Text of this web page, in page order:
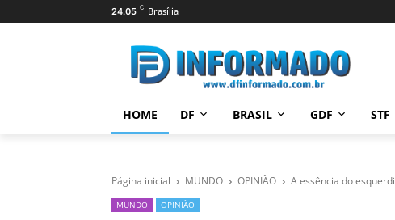
24.05 C Brasília
HOME DF BRASIL GDF STF
Página inicial MUNDO OPINIÃO A essência do
MUNDO OPINIÃO